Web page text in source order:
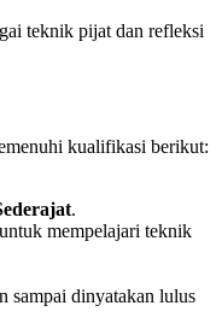
teknik pijat dan refleksi
kualifikasi berikut:
.
mempelajari teknik
sampai dinyatakan lulus